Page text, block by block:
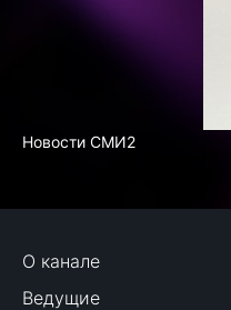
Новости СМИ2
О канале
Ведущие